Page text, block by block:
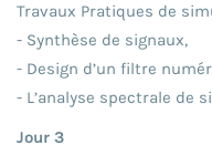
Travaux Pratiques de
- Synthèse de signaux,
- Design d’un filtre
- L’analyse spectrale de
Jour 3